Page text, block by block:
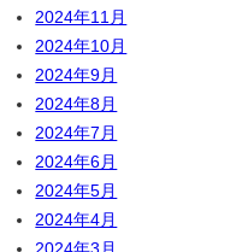
2024年11月
2024年10月
2024年9月
2024年8月
2024年7月
2024年6月
2024年5月
2024年4月